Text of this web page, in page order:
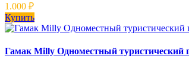
1.000 ₽
Купить
Гамак Milly Одноместный туристический